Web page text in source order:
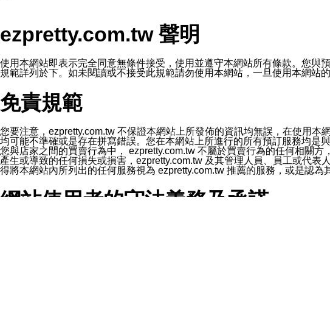
本公司/本服務將以通知型訊息傳送重要訊息給您。即使未加入本公司/本
本公司/本服務傳送之通知型訊息以對您有效且重要的訊息為限，以廣告
2.該 LINE 帳號已在 LINE APP 設定中，同意接收通知型訊息。
3.LINE 帳號未封鎖傳送訊息之 LINE 官方帳號。
欲變更通知型訊息的設定，操作如下：
1.點選「主頁」＞「設定」
2.點選「隱私設定」
3.點選「提供使用資料」
5.開關「接收LINE通知型訊息」
❗️關閉「接收通知型訊息」後，將不會接收到來自任何企業官方帳號或認
ezpretty.com.tw 聲明
使用本網站即表示完全同意無條件接受，使用並遵守本網站所有條款。您與
規範詳列於下。如未閱讀或不接受此規範請勿使用本網站，一旦使用本網站
免責規範
您要注意，ezpretty.com.tw 不保證本網站上所發佈的資訊均無誤，在使用
均可能不準確或是存在拼寫錯誤。您在本網站上所進行的所有預訂服務均是
您與店家之間的買賣行為中， ezpretty.com.tw 不屬於買賣行為的任何相關
產生或導致的任何損失或損害，ezpretty.com.tw 及其管理人員、員工或代
得將本網站內所列出的任何服務視為 ezpretty.com.tw 推薦的服務，或是認
網站使用者的守法義務及承諾